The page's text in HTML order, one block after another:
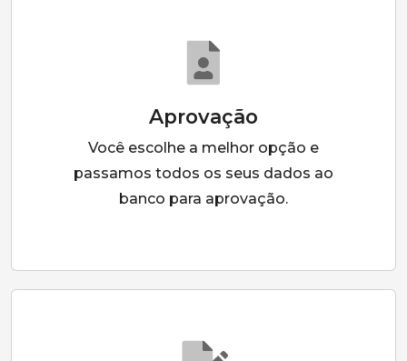
Aprovação
Você escolhe a melhor opção e
passamos todos os seus dados ao
banco para aprovação.